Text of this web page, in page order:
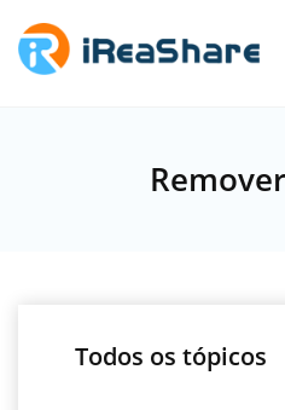
Todos os tópicos